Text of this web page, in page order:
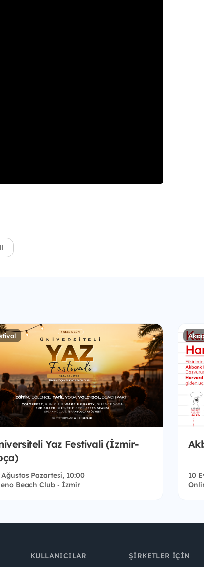
Yaz Festivali (İzmir-
Ağustos Pazartesi, 10:00
Beach Club - İzmir
10
KULLANICILAR ŞIRKETLER İÇIN